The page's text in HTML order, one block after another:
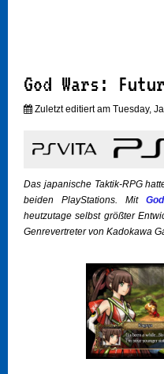
God Wars:
Zuletzt editiert am Tuesday,
Das japanische Taktik-RPG
beiden PlayStations. Mit
heutzutage selbst größter
Genrevertreter von Kadokawa